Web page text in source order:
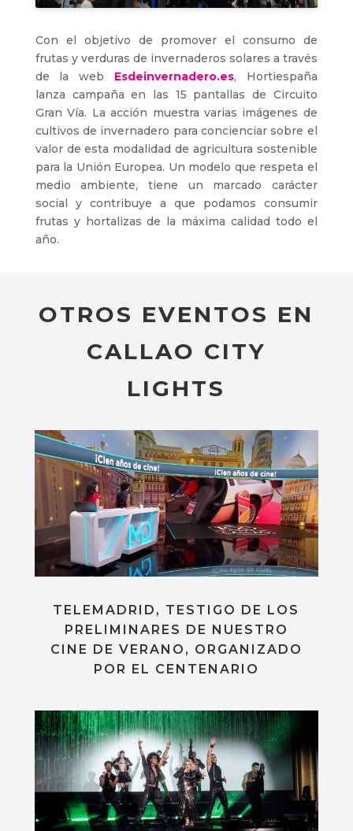
Con el objetivo de promover el consumo de
frutas y verduras de invernaderos solares a través
de la web Esdeinvernadero.es, Hortiespaña
lanza campaña en las 15 pantallas de Circuito
Gran Vía. La acción muestra varias imágenes de
cultivos de invernadero para concienciar sobre el
valor de esta modalidad de agricultura sostenible
para la Unión Europea. Un modelo que respeta el
medio ambiente, tiene un marcado carácter
social y contribuye a que podamos consumir
frutas y hortalizas de la máxima calidad todo el
año.
OTROS EVENTOS EN
CALLAO CITY
LIGHTS
TELEMADRID, TESTIGO DE LOS
PRELIMINARES DE NUESTRO
CINE DE VERANO, ORGANIZADO
POR EL CENTENARIO